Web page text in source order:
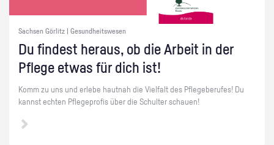
Sachsen Görlitz | Gesundheitswesen
Du fin­dest her­aus, ob die Ar­beit in der
Pfle­ge etwas für dich ist!
Komm zu uns und er­le­be haut­nah die Viel­falt des Pfle­ge­be­ru­fes! Du
kannst ech­ten Pfle­ge­pro­fis über die Schul­ter schau­en!